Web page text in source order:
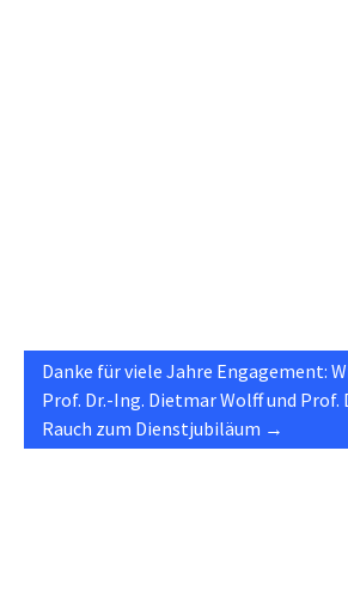
Danke für viele Jahre Engagement:
Prof. Dr.-Ing. Dietmar Wolff und Prof.
Rauch zum Dienstjubiläum